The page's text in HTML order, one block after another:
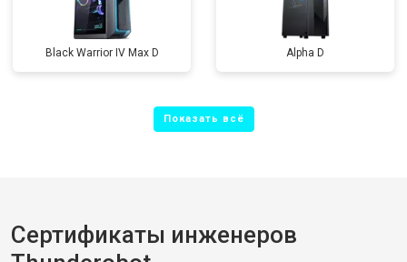
Black Warrior IV Max D Alpha D
Сертификаты инженеров